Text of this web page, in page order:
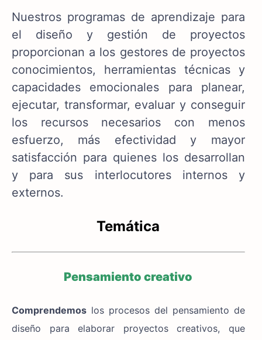
Nuestros programas de aprendizaje para
el diseño y gestión de proyectos
proporcionan a los gestores de proyectos
conocimientos, herramientas técnicas y
capacidades emocionales para planear,
ejecutar, transformar, evaluar y conseguir
los recursos necesarios con menos
esfuerzo, más efectividad y mayor
satisfacción para quienes los desarrollan
y para sus interlocutores internos y
externos.
Temática
Pensamiento creativo
Comprendemos los procesos del pensamiento de
diseño para elaborar proyectos creativos, que